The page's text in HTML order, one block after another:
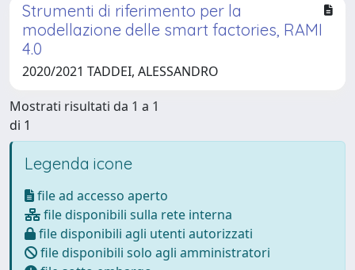
Strumenti di riferimento per la
modellazione delle smart factories, RAMI
4.0
2020/2021 TADDEI, ALESSANDRO
Mostrati risultati da 1 a 1
di 1
Legenda icone
file ad accesso aperto
file disponibili sulla rete interna
file disponibili agli utenti autorizzati
file disponibili solo agli amministratori